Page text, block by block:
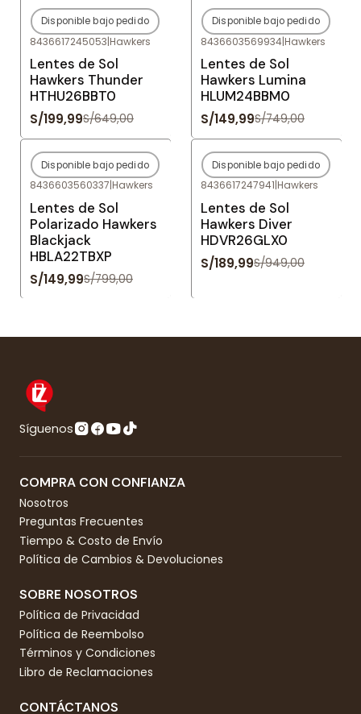
-69%OFF
Agotado
Disponible bajo pedido
8436617245053|Hawkers
Lentes de Sol
Hawkers Thunder
HTHU26BBT0
S/199,99S/649,00
-80%OFF
Agotado
Disponible bajo pedido
8436603569934|Hawkers
Lentes de Sol
Hawkers Lumina
HLUM24BBM0
S/149,99S/749,00
-81%OFF
Agotado
Disponible bajo pedido
8436603560337|Hawkers
Lentes de Sol
Polarizado Hawkers
Blackjack
HBLA22TBXP
S/149,99S/799,00
-80%OFF
Agotado
Disponible bajo pedido
8436617247941|Hawkers
Lentes de Sol
Hawkers Diver
HDVR26GLX0
S/189,99S/949,00
Síguenos
COMPRA CON CONFIANZA
Nosotros
Preguntas Frecuentes
Tiempo & Costo de Envío
Política de Cambios & Devoluciones
SOBRE NOSOTROS
Política de Privacidad
Política de Reembolso
Términos y Condiciones
Libro de Reclamaciones
CONTÁCTANOS